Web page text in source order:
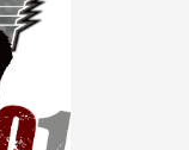
中，本站同步暫